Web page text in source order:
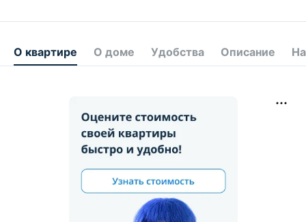
О квартире О доме Удобства Описание